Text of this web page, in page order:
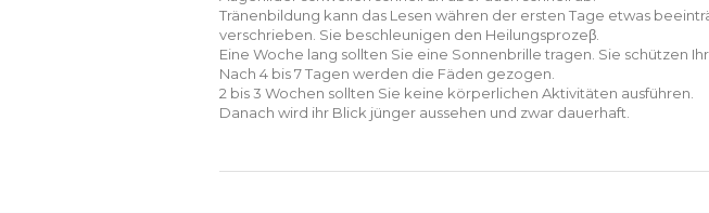
Tränenbildung kann das Lesen währen der ersten Tage etwas
verschrieben. Sie beschleunigen den Heilungsprozeβ.
Eine Woche lang sollten Sie eine Sonnenbrille tragen. Sie schützen
Nach 4 bis 7 Tagen werden die Fäden gezogen.
2 bis 3 Wochen sollten Sie keine körperlichen Aktivitäten ausführen.
Danach wird ihr Blick jünger aussehen und zwar dauerhaft.